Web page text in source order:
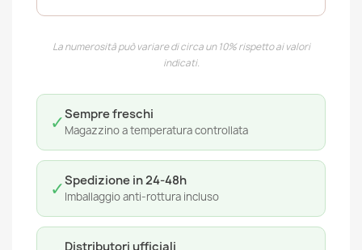
La numerosità può variare di circa un 10% rispetto ai valori
indicati.
✓Sempre freschi
Magazzino a temperatura controllata
✓Spedizione in 24-48h
Imballaggio anti-rottura incluso
Distributori ufficiali